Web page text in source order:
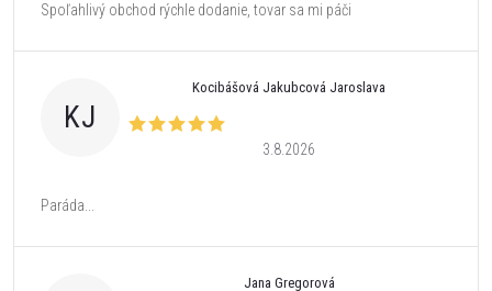
Spoľahlivý obchod rýchle dodanie, tovar sa mi páči
KJ
Kocibášová Jakubcová Jaroslava
3.8.2026
Paráda...
Jana Gregorová